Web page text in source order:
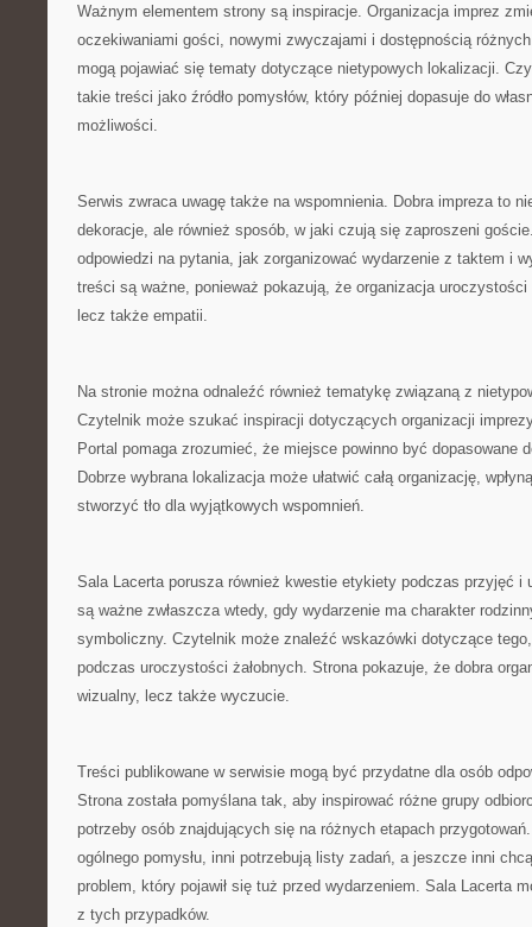
Ważnym elementem strony są inspiracje. Organizacja imprez
oczekiwaniami gości, nowymi zwyczajami i dostępnością
mogą pojawiać się tematy dotyczące nietypowych lokalizacji.
takie treści jako źródło pomysłów, który później dopasuje do
możliwości.
Serwis zwraca uwagę także na wspomnienia. Dobra impreza to
dekoracje, ale również sposób, w jaki czują się zaproszeni
odpowiedzi na pytania, jak zorganizować wydarzenie z taktem i
treści są ważne, ponieważ pokazują, że organizacja
lecz także empatii.
Na stronie można odnaleźć również tematykę związaną z
Czytelnik może szukać inspiracji dotyczących organizacji
Portal pomaga zrozumieć, że miejsce powinno być dopasowane
Dobrze wybrana lokalizacja może ułatwić całą organizację,
stworzyć tło dla wyjątkowych wspomnień.
Sala Lacerta porusza również kwestie etykiety podczas przyjęć i
są ważne zwłaszcza wtedy, gdy wydarzenie ma charakter
symboliczny. Czytelnik może znaleźć wskazówki dotyczące
podczas uroczystości żałobnych. Strona pokazuje, że dobra
wizualny, lecz także wyczucie.
Treści publikowane w serwisie mogą być przydatne dla osób
Strona została pomyślana tak, aby inspirować różne grupy
potrzeby osób znajdujących się na różnych etapach
ogólnego pomysłu, inni potrzebują listy zadań, a jeszcze inni
problem, który pojawił się tuż przed wydarzeniem. Sala Lacerta
z tych przypadków.